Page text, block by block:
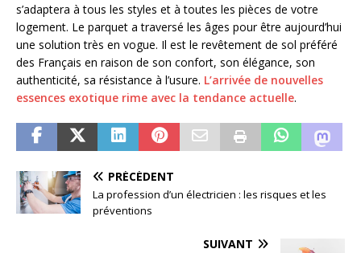
s’adaptera à tous les styles et à toutes les pièces de votre
logement. Le parquet a traversé les âges pour être aujourd’hui
une solution très en vogue. Il est le revêtement de sol préféré
des Français en raison de son confort, son élégance, son
authenticité, sa résistance à l’usure. L’arrivée de nouvelles
essences exotique rime avec la tendance actuelle.
PRÉCÉDENT
La profession d’un électricien : les risques et les
préventions
SUIVANT